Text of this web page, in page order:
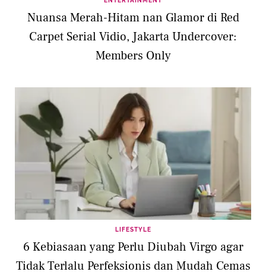
Nuansa Merah-Hitam nan Glamor di Red
Carpet Serial Vidio, Jakarta Undercover:
Members Only
LIFESTYLE
6 Kebiasaan yang Perlu Diubah Virgo agar
Tidak Terlalu Perfeksionis dan Mudah Cemas